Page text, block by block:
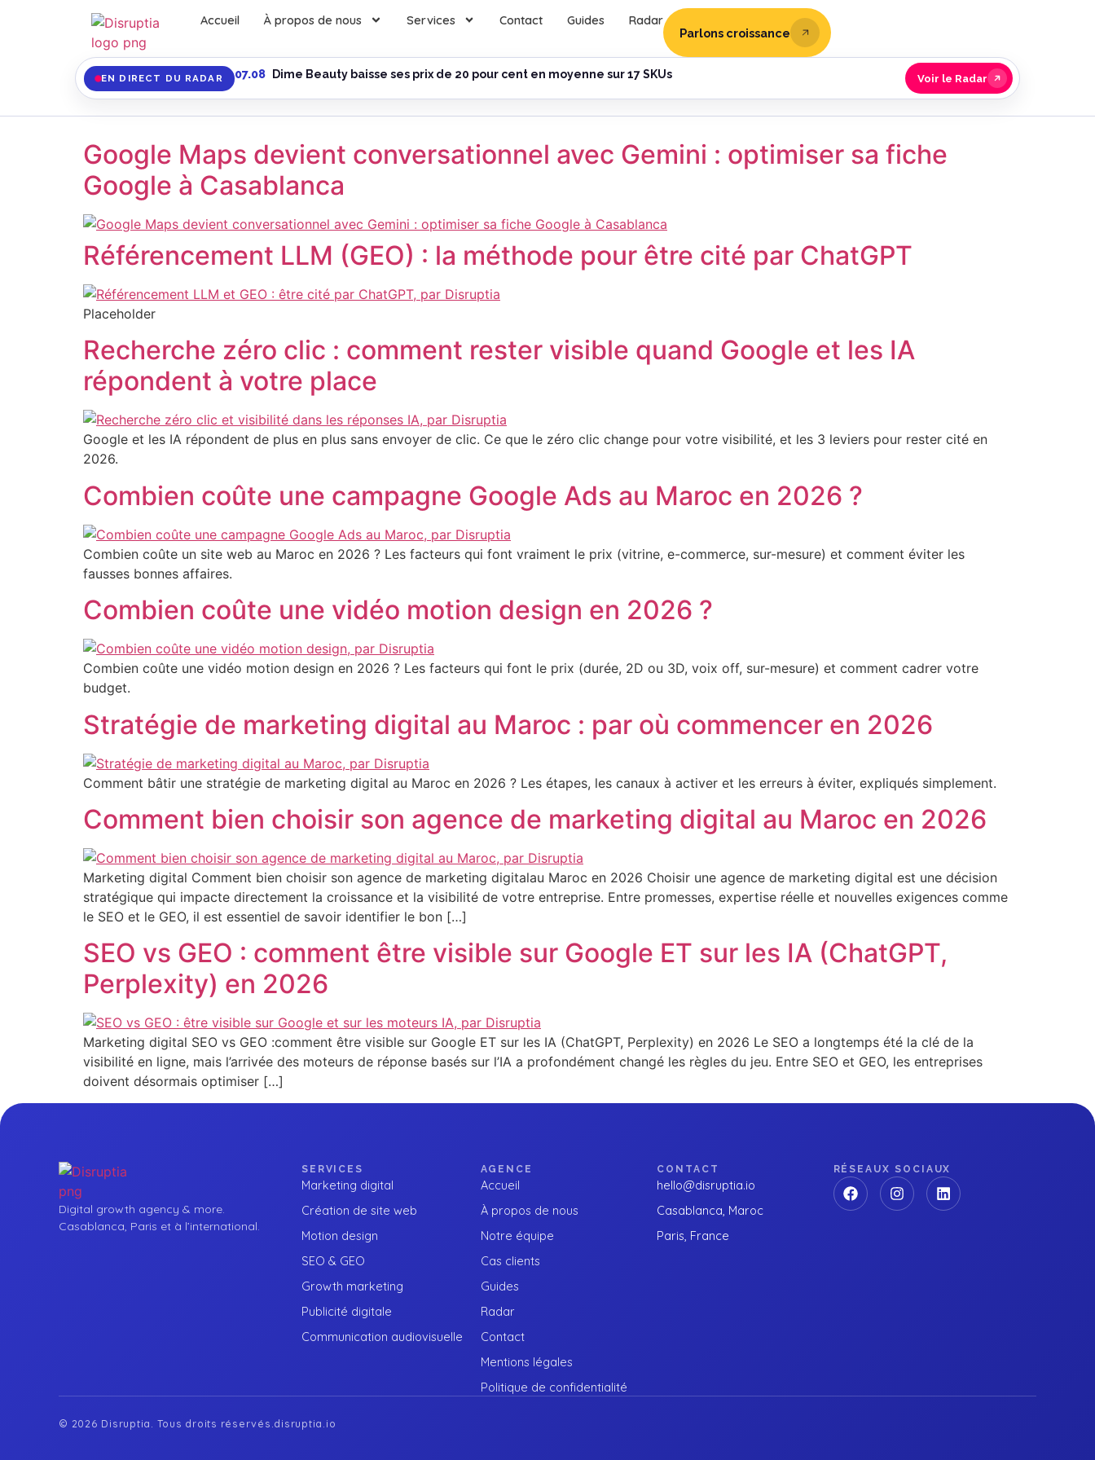
Accueil À propos de nous Services Contact Guides Radar
Parlons croissance
EN DIRECT DU RADAR 07.08 Dime Beauty baisse ses prix de 20 pour cent en moyenne sur 17 SKUs Voir le Radar
Google Maps devient conversationnel avec Gemini : optimiser sa fiche
Google à Casablanca
Référencement LLM (GEO) : la méthode pour être cité par ChatGPT
Placeholder
Recherche zéro clic : comment rester visible quand Google et les IA
répondent à votre place
Google et les IA répondent de plus en plus sans envoyer de clic. Ce que le zéro clic change pour votre visibilité, et les 3 leviers pour rester cité en
2026.
Combien coûte une campagne Google Ads au Maroc en 2026 ?
Combien coûte un site web au Maroc en 2026 ? Les facteurs qui font vraiment le prix (vitrine, e-commerce, sur-mesure) et comment éviter les
fausses bonnes affaires.
Combien coûte une vidéo motion design en 2026 ?
Combien coûte une vidéo motion design en 2026 ? Les facteurs qui font le prix (durée, 2D ou 3D, voix off, sur-mesure) et comment cadrer votre
budget.
Stratégie de marketing digital au Maroc : par où commencer en 2026
Comment bâtir une stratégie de marketing digital au Maroc en 2026 ? Les étapes, les canaux à activer et les erreurs à éviter, expliqués simplement.
Comment bien choisir son agence de marketing digital au Maroc en 2026
Marketing digital Comment bien choisir son agence de marketing digitalau Maroc en 2026 Choisir une agence de marketing digital est une décision
stratégique qui impacte directement la croissance et la visibilité de votre entreprise. Entre promesses, expertise réelle et nouvelles exigences comme
le SEO et le GEO, il est essentiel de savoir identifier le bon […]
SEO vs GEO : comment être visible sur Google ET sur les IA (ChatGPT,
Perplexity) en 2026
Marketing digital SEO vs GEO :comment être visible sur Google ET sur les IA (ChatGPT, Perplexity) en 2026 Le SEO a longtemps été la clé de la
visibilité en ligne, mais l’arrivée des moteurs de réponse basés sur l’IA a profondément changé les règles du jeu. Entre SEO et GEO, les entreprises
doivent désormais optimiser […]
Digital growth agency & more.
Casablanca, Paris et à l’international.
SERVICES
Marketing digital
Création de site web
Motion design
SEO & GEO
Growth marketing
Publicité digitale
Communication audiovisuelle
AGENCE
Accueil
À propos de nous
Notre équipe
Cas clients
Guides
Radar
Contact
Mentions légales
Politique de confidentialité
CONTACT
hello@disruptia.io
Casablanca, Maroc
Paris, France
RÉSEAUX SOCIAUX
© 2026 Disruptia. Tous droits réservés. disruptia.io